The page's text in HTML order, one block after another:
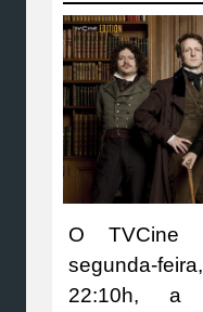
O TVCine
segunda-
22:10h, a